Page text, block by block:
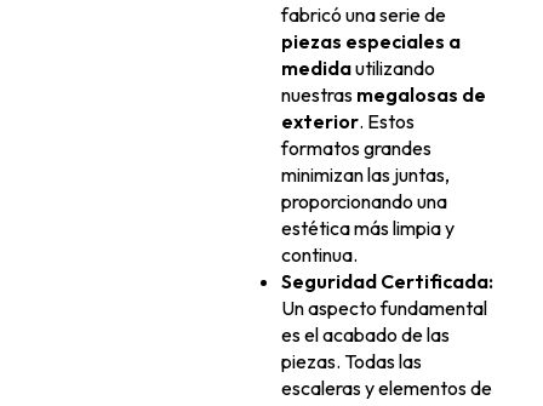
fabricó una serie de
piezas especiales a
medidautilizando
nuestras megalosas de
exterior. Estos
formatos grandes
minimizan las juntas,
proporcionando una
estética más limpia y
continua.
Seguridad Certificada:
Un aspecto fundamental
es el acabado de las
piezas. Todas las
escaleras y elementos de